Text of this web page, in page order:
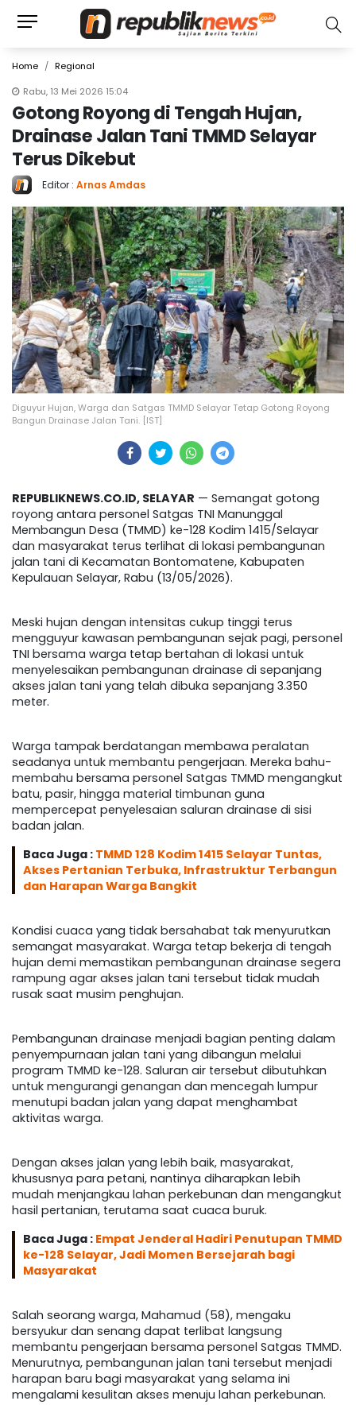
Home
Regional
Rabu, 13 Mei 2026 15:04
Gotong Royong di Tengah Hujan,
Drainase Jalan Tani TMMD Selayar
Terus Dikebut
Editor : Arnas Amdas
Diguyur Hujan, Warga dan Satgas TMMD Selayar Tetap Gotong Royong
Bangun Drainase Jalan Tani. [IST]
REPUBLIKNEWS.CO.ID, SELAYAR — Semangat gotong
royong antara personel Satgas TNI Manunggal
Membangun Desa (TMMD) ke-128 Kodim 1415/Selayar
dan masyarakat terus terlihat di lokasi pembangunan
jalan tani di Kecamatan Bontomatene, Kabupaten
Kepulauan Selayar, Rabu (13/05/2026).
Meski hujan dengan intensitas cukup tinggi terus
mengguyur kawasan pembangunan sejak pagi, personel
TNI bersama warga tetap bertahan di lokasi untuk
menyelesaikan pembangunan drainase di sepanjang
akses jalan tani yang telah dibuka sepanjang 3.350
meter.
Warga tampak berdatangan membawa peralatan
seadanya untuk membantu pengerjaan. Mereka bahu-
membahu bersama personel Satgas TMMD mengangkut
batu, pasir, hingga material timbunan guna
mempercepat penyelesaian saluran drainase di sisi
badan jalan.
Baca Juga : TMMD 128 Kodim 1415 Selayar Tuntas,
Akses Pertanian Terbuka, Infrastruktur Terbangun
dan Harapan Warga Bangkit
Kondisi cuaca yang tidak bersahabat tak menyurutkan
semangat masyarakat. Warga tetap bekerja di tengah
hujan demi memastikan pembangunan drainase segera
rampung agar akses jalan tani tersebut tidak mudah
rusak saat musim penghujan.
Pembangunan drainase menjadi bagian penting dalam
penyempurnaan jalan tani yang dibangun melalui
program TMMD ke-128. Saluran air tersebut dibutuhkan
untuk mengurangi genangan dan mencegah lumpur
menutupi badan jalan yang dapat menghambat
aktivitas warga.
Dengan akses jalan yang lebih baik, masyarakat,
khususnya para petani, nantinya diharapkan lebih
mudah menjangkau lahan perkebunan dan mengangkut
hasil pertanian, terutama saat cuaca buruk.
Baca Juga : Empat Jenderal Hadiri Penutupan TMMD
ke-128 Selayar, Jadi Momen Bersejarah bagi
Masyarakat
Salah seorang warga, Mahamud (58), mengaku
bersyukur dan senang dapat terlibat langsung
membantu pengerjaan bersama personel Satgas TMMD.
Menurutnya, pembangunan jalan tani tersebut menjadi
harapan baru bagi masyarakat yang selama ini
mengalami kesulitan akses menuju lahan perkebunan.